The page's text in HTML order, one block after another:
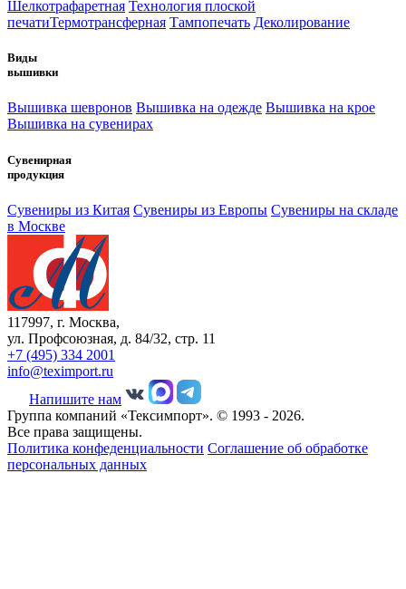
Шелкотрафаретная Технология плоской
печатиТермотрансферная Тампопечать Деколирование
Виды
вышивки
Вышивка шевронов Вышивка на одежде Вышивка на крое
Вышивка на сувенирах
Сувенирная
продукция
Сувениры из Китая Сувениры из Европы Сувениры на складе
в Москве
117997, г. Москва,
ул. Профсоюзная, д. 84/32, стр. 11
+7 (495) 334 2001
info@teximport.ru
Напишите нам
Группа компаний «Тексимпорт». © 1993 - 2026.
Все права защищены.
Политика конфеденциальности Соглашение об обработке
персональных данных